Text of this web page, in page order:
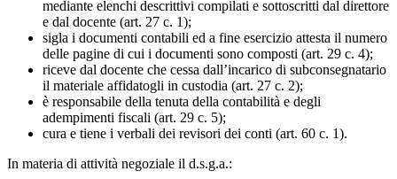
mediante elenchi descrittivi compilati e sottoscritti dal direttore
e dal docente (art. 27 c. 1);
sigla i documenti contabili ed a fine esercizio attesta il numero
delle pagine di cui i documenti sono composti (art. 29 c. 4);
riceve dal docente che cessa dall’incarico di subconsegnatario
il materiale affidatogli in custodia (art. 27 c. 2);
è responsabile della tenuta della contabilità e degli
adempimenti fiscali (art. 29 c. 5);
cura e tiene i verbali dei revisori dei conti (art. 60 c. 1).
In materia di attività negoziale il d.s.g.a.: